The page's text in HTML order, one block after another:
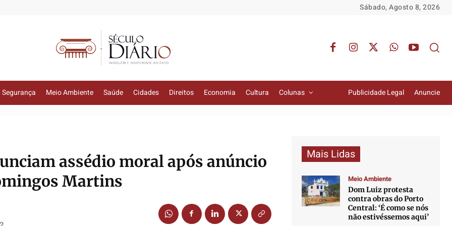
Sábado, Agosto 8, 2026
Segurança Meio Ambiente Saúde Cidades Direitos Economia Cultura Colunas Publicidade Legal Anuncie
assédio moral após anúncio
Martins
Mais Lidas
Meio Ambiente
Dom Luiz protesta
contra obras do Porto
Central: ‘É como se nós
não estivéssemos aqui’